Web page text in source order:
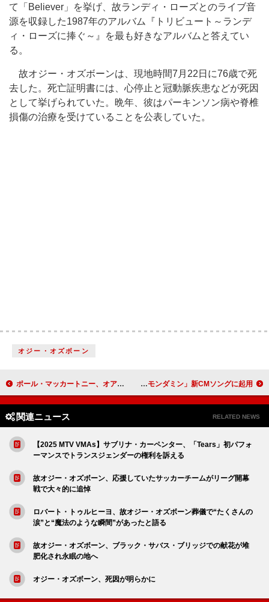
て「Believer」を挙げ、故ランディ・ローズとのライブ音
源を収録した1987年のアルバム『トリビュート～ランデ
ィ・ローズに捧ぐ～』を最も好きなアルバムと答えてい
る。
故オジー・オズボーンは、現地時間7月22日に76歳で死
去した。死亡証明書には、心停止と冠動脈疾患などが死因
として挙げられていた。晩年、彼はパーキンソン病や脊椎
損傷の治療を受けていることを公表していた。
オジー・オズボーン
ポール・マッカートニー、オアシスLA公演に“最高だった”と反応 客席からスマホで撮影する姿も Da-iCE、新曲「Tasty Beating Sound」配信決定 メンバーも出演の「モンダミン」新CMソングに起用
関連ニュース RELATED NEWS
【2025 MTV VMAs】サブリナ・カーペンター、「Tears」初パフォ
ーマンスでトランスジェンダーの権利を訴える
故オジー・オズボーン、応援していたサッカーチームがリーグ開幕
戦で大々的に追悼
ロバート・トゥルヒーヨ、故オジー・オズボーン葬儀で“たくさんの
涙”と“魔法のような瞬間”があったと語る
故オジー・オズボーン、ブラック・サバス・ブリッジでの献花が堆
肥化され永眠の地へ
オジー・オズボーン、死因が明らかに